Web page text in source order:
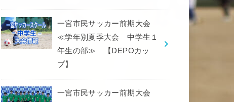
一宮市民サッカー前期大会
≪学年別夏季大会 中学生１
年生の部≫ 【DEPOカッ
プ】
一宮市民サッカー前期大会